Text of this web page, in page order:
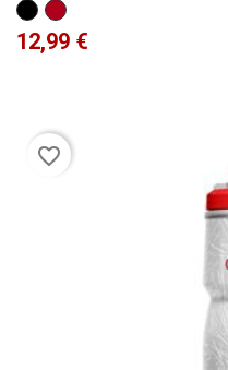
NegroGranate
Precio
12,99 €
favorite_border